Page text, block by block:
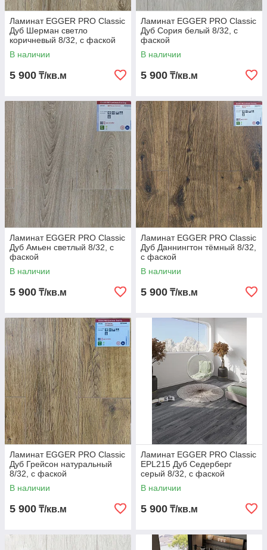
Ламинат EGGER PRO Classic
Дуб Шерман светло
коричневый 8/32, с фаской
В наличии
5 900 ₸/кв.м
Ламинат EGGER PRO Classic
Дуб Сория белый 8/32, с
фаской
В наличии
5 900 ₸/кв.м
Ламинат EGGER PRO Classic
Дуб Амьен светлый 8/32, с
фаской
В наличии
5 900 ₸/кв.м
Ламинат EGGER PRO Classic
Дуб Даннингтон тёмный 8/32,
с фаской
В наличии
5 900 ₸/кв.м
Ламинат EGGER PRO Classic
Дуб Грейсон натуральный
8/32, с фаской
В наличии
5 900 ₸/кв.м
Ламинат EGGER PRO Classic
EPL215 Дуб Седерберг
серый 8/32, с фаской
В наличии
5 900 ₸/кв.м